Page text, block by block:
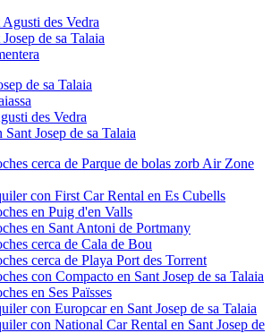
des Vedra
de sa Talaia
de sa Talaia
des Vedra
Sant Josep de sa Talaia
cerca de Parque de bolas zorb Air Zone
con First Car Rental en Es Cubells
en Puig d'en Valls
en Sant Antoni de Portmany
cerca de Cala de Bou
cerca de Playa Port des Torrent
con Compacto en Sant Josep de sa Talaia
en Ses Païsses
con Europcar en Sant Josep de sa Talaia
con National Car Rental en Sant Josep de